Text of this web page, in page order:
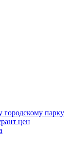
городскому парку
цен